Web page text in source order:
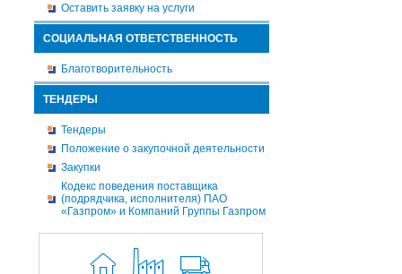
Оставить заявку на услуги
СОЦИАЛЬНАЯ ОТВЕТСТВЕННОСТЬ
Благотворительность
ТЕНДЕРЫ
Тендеры
Положение о закупочной деятельности
Закупки
Кодекс поведения поставщика
(подрядчика, исполнителя) ПАО
«Газпром» и Компаний Группы Газпром